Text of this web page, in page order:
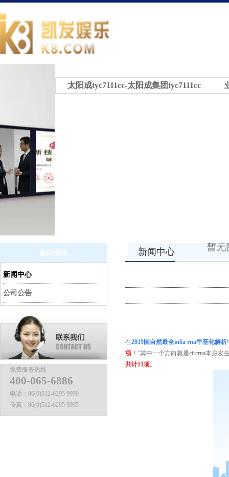
太阳成tyc7111cc-太阳成集团tyc7111cc
新闻媒体
新闻中心
公司公告
免费服务热线
400-065-6886
电话： 86(0)512-6295 9990
传真： 86(0)512-6295 9995
新闻中心
在2019国自然最全m6a rna甲基化解析
项 ！ ”其中一个方向就是circrna本身发
共计11项。